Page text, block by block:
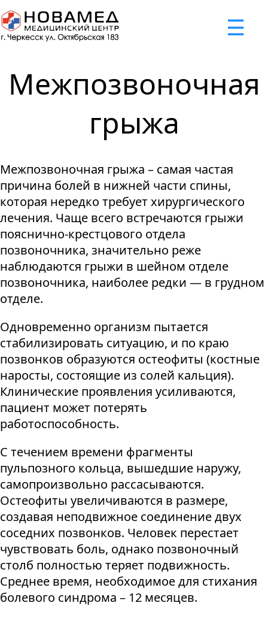
☰
x
Задать вопрос
Я принимаю
данных."
Отправить вопрос
Успешно
Мы свяжемся с вами в ближайшее время
Неудача
Некорректно введен номер телефона
Неудача
Отклонена капча
Неудача
Не введено имя или вопрос
Неудача
Не принято соглашение
Межпозвоночная
грыжа
Межпозвоночная грыжа – самая частая
причина болей в нижней части спины,
которая нередко требует хирургического
лечения. Чаще всего встречаются грыжи
пояснично-крестцового отдела
позвоночника, значительно реже
наблюдаются грыжи в шейном отделе
позвоночника, наиболее редки — в грудном
отделе.
Одновременно организм пытается
стабилизировать ситуацию, и по краю
позвонков образуются остеофиты (костные
наросты, состоящие из солей кальция).
Клинические проявления усиливаются,
пациент может потерять
работоспособность.
С течением времени фрагменты
пульпозного кольца, вышедшие наружу,
самопроизвольно рассасываются.
Остеофиты увеличиваются в размере,
создавая неподвижное соединение двух
соседних позвонков. Человек перестает
чувствовать боль, однако позвоночный
столб полностью теряет подвижность.
Среднее время, необходимое для стихания
болевого синдрома – 12 месяцев.